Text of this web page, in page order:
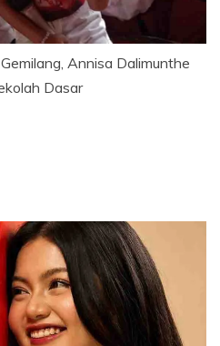
Annisa Dalimunthe
Dasar